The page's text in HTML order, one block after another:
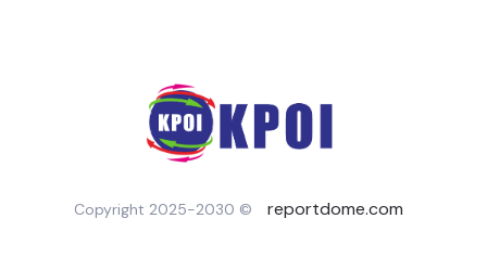
Copyright 2025-2030 © reportdome.com